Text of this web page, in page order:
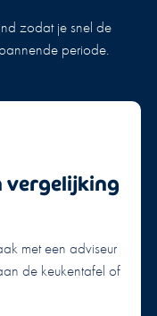
zodat je snel de
periode.
vergelijking
met een adviseur
de keukentafel of